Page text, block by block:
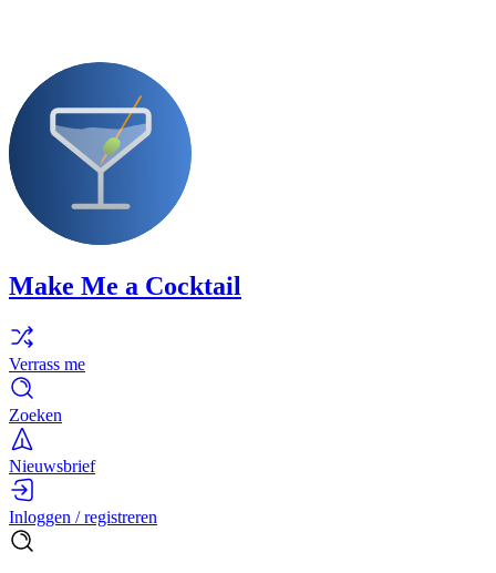
Make Me a Cocktail
Verrass me
Zoeken
Nieuwsbrief
Inloggen / registreren